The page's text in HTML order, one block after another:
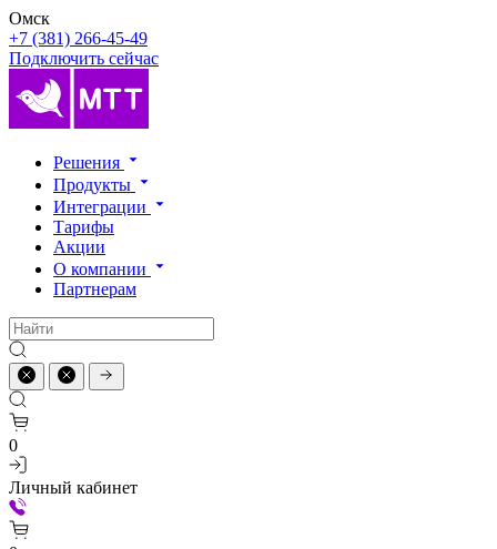
Омск
+7 (381) 266-45-49
Подключить сейчас
Решения
Продукты
Интеграции
Тарифы
Акции
О компании
Партнерам
0
Личный кабинет